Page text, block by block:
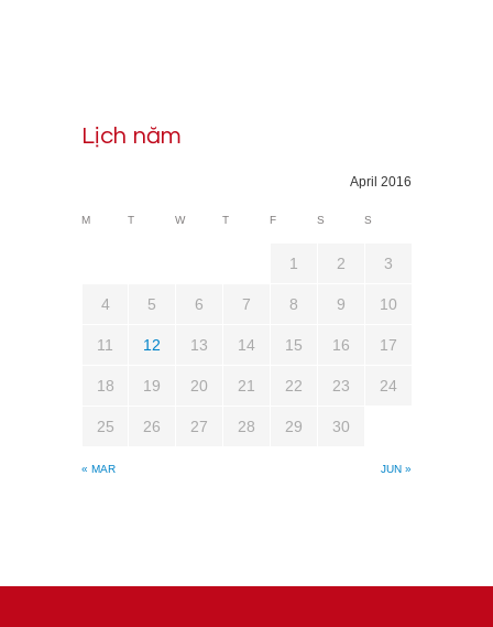
Lịch năm
April 2016
M T W T F S S
« MAR JUN »
1 2 3
4 5 6 7 8 9 10
11 12 13 14 15 16 17
18 19 20 21 22 23 24
25 26 27 28 29 30